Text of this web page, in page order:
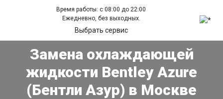
Время работы: с 08:00 до 22:00
Ежедневно, без выходных.
Выбрать сервис
Замена охлаждающей
жидкости Bentley Azure
(Бентли Азур) в Москве